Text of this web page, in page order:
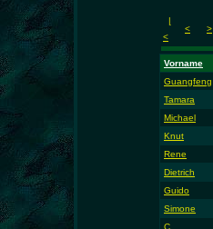
|
<
< >
Vorname
Guangfeng
Tamara
Michael
Knut
Rene
Dietrich
Guido
Simone
C.